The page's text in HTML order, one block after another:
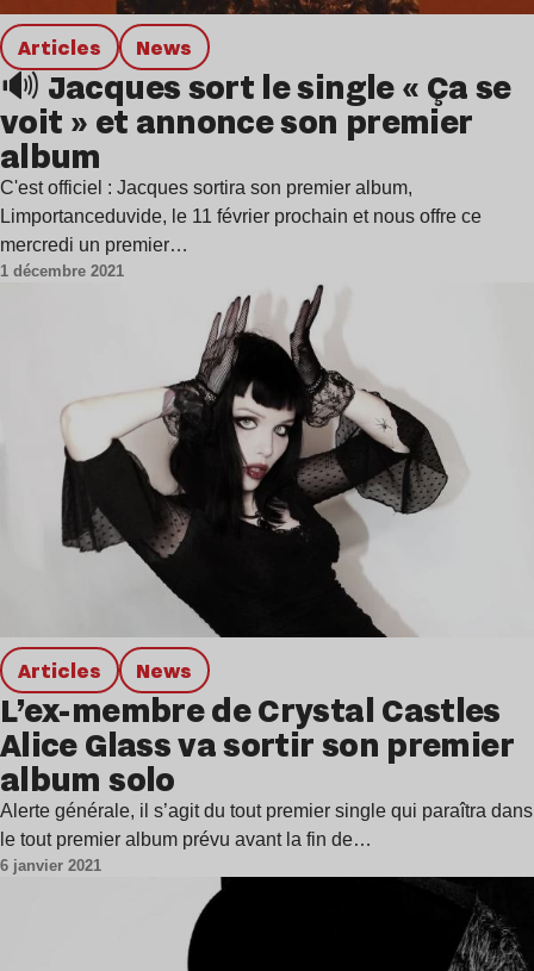
Articles news
🔊 Jacques sort le single « Ça se
voit » et annonce son premier
album
C'est officiel : Jacques sortira son premier album,
Limportanceduvide, le 11 février prochain et nous offre ce
mercredi un premier…
1 décembre 2021
Articles news
L’ex-membre de Crystal Castles
Alice Glass va sortir son premier
album solo
Alerte générale, il s’agit du tout premier single qui paraîtra dans
le tout premier album prévu avant la fin de…
6 janvier 2021